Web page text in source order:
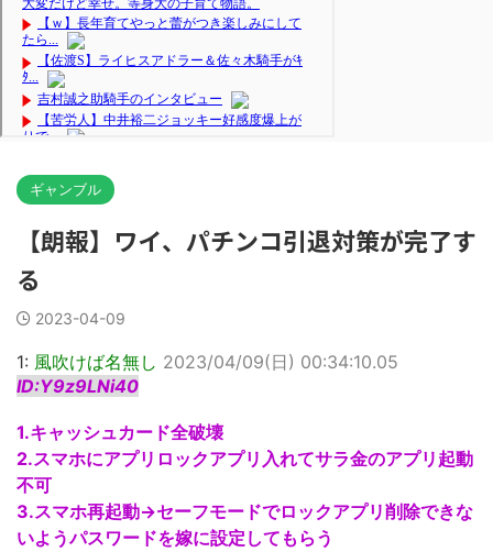
ギャンブル
【朗報】ワイ、パチンコ引退対策が完了す
る
2023-04-09
1: 風吹けば名無し 2023/04/09(日) 00:34:10.05
ID:Y9z9LNi40
1.キャッシュカード全破壊
2.スマホにアプリロックアプリ入れてサラ金のアプリ起動
不可
3.スマホ再起動→セーフモードでロックアプリ削除できな
いようパスワードを嫁に設定してもらう